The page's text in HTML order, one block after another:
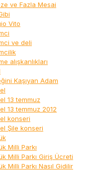
ve Fazla Mesai
Vito
ve deli
alışkanlıkları
Kaşıyan Adam
13 temmuz
13 temmuz 2012
konseri
Şile konseri
Milli Parkı
Milli Parkı Giriş Ücreti
Milli Parkı Nasıl Gidilir